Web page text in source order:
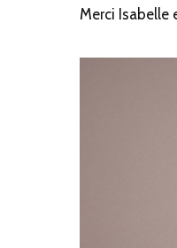
Merci Isabelle